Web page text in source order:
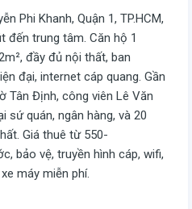
Phi Khanh, Quận 1, TP.HCM,
đến trung tâm. Căn hộ 1
đầy đủ nội thất, ban
đại, internet cáp quang. Gần
Tân Định, công viên Lê Văn
sứ quán, ngân hàng, và 20
Giá thuê từ 550-
bảo vệ, truyền hình cáp, wifi,
máy miễn phí.